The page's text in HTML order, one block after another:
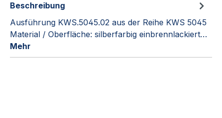
Beschreibung
Ausführung KWS.5045.02 aus der Reihe KWS 5045
Material / Oberfläche: silberfarbig einbrennlackiert…
Mehr